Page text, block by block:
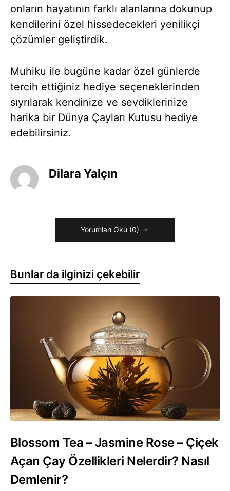
onların hayatının farklı alanlarına dokunup
kendilerini özel hissedecekleri yenilikçi
çözümler geliştirdik.
Muhiku ile bugüne kadar özel günlerde
tercih ettiğiniz hediye seçeneklerinden
sıyrılarak kendinize ve sevdiklerinize
harika bir Dünya Çayları Kutusu hediye
edebilirsiniz.
Dilara Yalçın
Yorumları Oku (0)
Bunlar da ilginizi çekebilir
Blossom Tea – Jasmine Rose – Çiçek
Açan Çay Özellikleri Nelerdir? Nasıl
Demlenir?